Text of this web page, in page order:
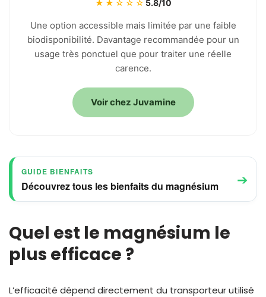
★★☆☆☆ 5.8/10
Une option accessible mais limitée par une faible
biodisponibilité. Davantage recommandée pour un
usage très ponctuel que pour traiter une réelle
carence.
Voir chez Juvamine
GUIDE BIENFAITS
Découvrez tous les bienfaits du magnésium ➔
Quel est le magnésium le
plus efficace ?
L’efficacité dépend directement du transporteur utilisé